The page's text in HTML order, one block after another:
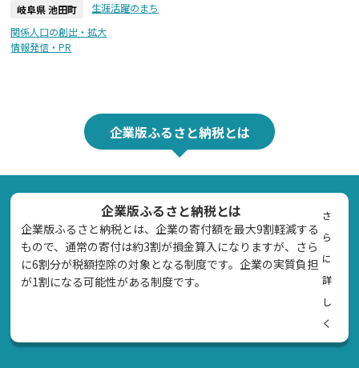
岐阜県 池田町
生涯活躍のまち
関係人口の創出・拡大
情報発信・PR
企業版ふるさと納税とは
企業版ふるさと納税とは
企業版ふるさと納税とは、企業の寄付額を最大9割軽減する
もので、通常の寄付は約3割が損金算入になりますが、さら
に6割分が税額控除の対象となる制度です。企業の実質負担
が1割になる可能性がある制度です。
さ
ら
に
詳
し
く